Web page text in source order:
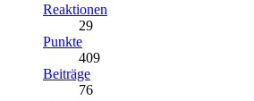
Reaktionen
29
Punkte
409
Beiträge
76